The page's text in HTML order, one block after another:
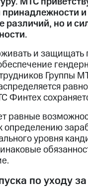
принадлежности
различий, но и
и защищать
Группы
равные
определению
уровня
по уходу